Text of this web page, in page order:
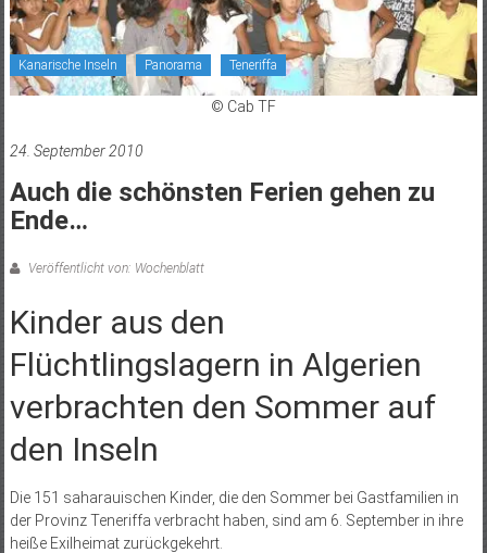
Kanarische Inseln Panorama Teneriffa
© Cab TF
24. September 2010
Auch die schönsten Ferien gehen zu
Ende…
Veröffentlicht von: Wochenblatt
Kinder aus den
Flüchtlingslagern in Algerien
verbrachten den Sommer auf
den Inseln
Die 151 saharauischen Kinder, die den Sommer bei Gastfamilien in
der Provinz Teneriffa verbracht haben, sind am 6. September in ihre
heiße Exilheimat zurückgekehrt.